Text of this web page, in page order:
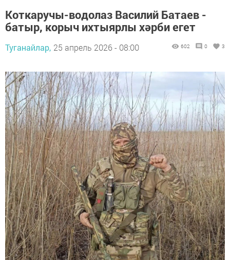
Коткаручы-водолаз Василий Батаев -
батыр, корыч ихтыярлы хәрби егет
Туганайлар, 25 апрель 2026 - 08:00 602 0 3